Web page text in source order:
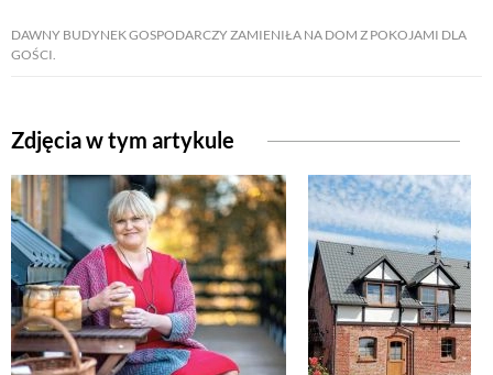
DAWNY BUDYNEK GOSPODARCZY ZAMIENIŁA NA DOM Z POKOJAMI DLA
GOŚCI.
Zdjęcia w tym artykuleURODA
NATURALNA APTECZKA
DLA DOMU
EKO ŻYCIE